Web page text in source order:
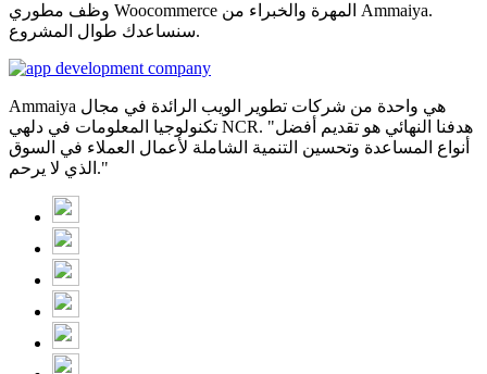
وظف مطوري Woocommerce المهرة والخبراء من Ammaiya.
سنساعدك طوال المشروع.
Ammaiya هي واحدة من شركات تطوير الويب الرائدة في مجال
تكنولوجيا المعلومات في دلهي NCR. "هدفنا النهائي هو تقديم أفضل
أنواع المساعدة وتحسين التنمية الشاملة لأعمال العملاء في السوق
الذي لا يرحم."